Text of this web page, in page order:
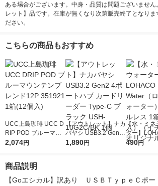
ある場合がございます。中身・品質は問題ございません
レット】品です。在庫が無くなり次第販売終了となりま
ださい。
こちらの商品もおすすめ
UCC上島珈琲 UCC D
RIP POD ブルーマウ
ンテンブレンド12P 3
2,074円
【アウトレット】ナカ
バヤシ USB3.2 Gen2
4ポートハブ カードリ
1,890円
【水・ミ
ター】
r（ロハコウ
490円
商品説明
【Goエシカル】訳あり　ＵＳＢＴｙｐｅＣポ